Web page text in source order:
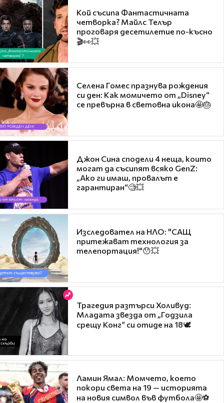
Кой съсипа Фантастичната
четворка? Майлс Телър
проговаря десетилетие по-късно
🎬👀💥
Селена Гомес празнува рождения
си ден: Как момичето от „Disney“
се превърна в световна икона🤩🎂
Джон Сина сподели 4 неща, които
могат да съсипят всяко GenZ:
„Ако ги имаш, провалът е
гарантиран“🧐💥
Изследовател на НЛО: "САЩ
притежават технология за
телепортация!"😯💥
Трагедия разтърси Холивуд:
Младата звезда от „Годзила
срещу Конг“ си отиде на 18🕊️
Ламин Ямал: Момчето, което
покори света на 19 — историята
на новия символ във футбола🤩⚽